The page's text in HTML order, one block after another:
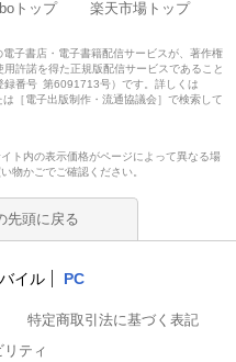
トップ 楽天市場トップ
子書店・電子書籍配信サービスが、著作権
許諾を得た正規版配信サービスであること
録番号 第6091713号）です。詳しくは
は［電子出版制作・流通協議会］で検索して
ト内の表示価格がページによって異なる場
物かごでご確認ください。
先頭に戻る
イル PC
特定商取引法に基づく表記
ティ